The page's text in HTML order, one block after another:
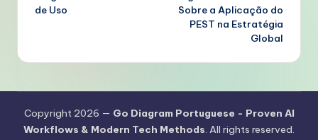
de Uso
Sobre a Aplicação do
PEST na Estratégia
Global
Copyright 2026 — Go Diagram Portuguese - Proven AI
Workflows & Modern Tech Methods . All rights reserved.